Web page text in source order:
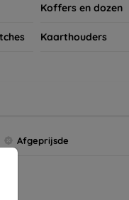
Koffers en dozen
Kaarthouders
Afgeprijsde